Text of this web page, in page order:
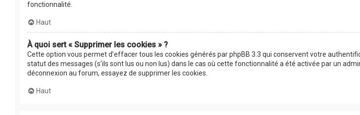
fonctionnalité.
Haut
À quoi sert « Supprimer les cookies » ?
Cette option vous permet d’effacer tous les cookies générés par phpBB 3.3 qui conservent votre
statut des messages (s’ils sont lus ou non lus) dans le cas où cette fonctionnalité a été activée par un
déconnexion au forum, essayez de supprimer les cookies.
Haut